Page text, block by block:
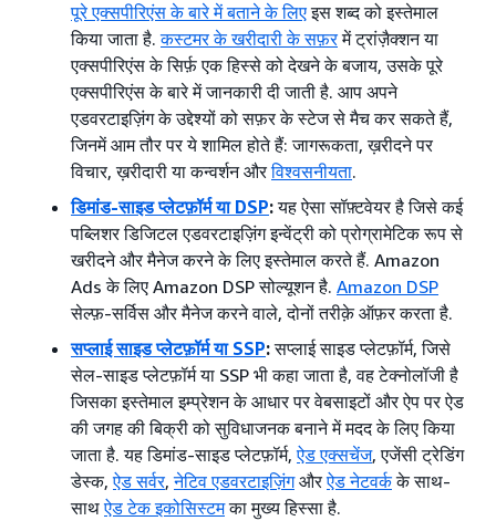
पूरे एक्सपीरिएंस के बारे में बताने के लिएइस शब्द को इस्तेमाल
किया जाता है.कस्टमर के खरीदारी के सफ़रमें ट्रांज़ैक्शन या
एक्सपीरिएंस के सिर्फ़ एक हिस्से को देखने के बजाय, उसके पूरे
एक्सपीरिएंस के बारे में जानकारी दी जाती है. आप अपने
एडवरटाइज़िंग के उद्देश्यों को सफ़र के स्टेज से मैच कर सकते हैं,
जिनमें आम तौर पर ये शामिल होते हैं: जागरूकता, ख़रीदने पर
विचार, ख़रीदारी या कन्वर्शन औरविश्वसनीयता.
डिमांड-साइड प्लेटफ़ॉर्म या DSP:यह ऐसा सॉफ़्टवेयर है जिसे कई
पब्लिशर डिजिटल एडवरटाइज़िंग इन्वेंट्री को प्रोग्रामेटिक रूप से
खरीदने और मैनेज करने के लिए इस्तेमाल करते हैं. Amazon
Ads के लिए Amazon DSP सोल्यूशन है. Amazon DSP
सेल्फ़-सर्विस और मैनेज करने वाले, दोनों तरीक़े ऑफ़र करता है.
सप्लाई साइड प्लेटफ़ॉर्म या SSP:सप्लाई साइड प्लेटफ़ॉर्म, जिसे
सेल-साइड प्लेटफ़ॉर्म या SSP भी कहा जाता है, वह टेक्नोलॉजी है
जिसका इस्तेमाल इम्प्रेशन के आधार पर वेबसाइटों और ऐप पर ऐड
की जगह की बिक्री को सुविधाजनक बनाने में मदद के लिए किया
जाता है. यह डिमांड-साइड प्लेटफ़ॉर्म,ऐड एक्सचेंज, एजेंसी ट्रेडिंग
डेस्क,ऐड सर्वर,नेटिव एडवरटाइज़िंगऔरऐड नेटवर्कके साथ-
साथऐड टेक इकोसिस्टमका मुख्य हिस्सा है.